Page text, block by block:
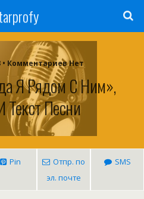
• Комментариев Нет
Я Рядом С Ним»,
Песни
Pin
Отпр. по
эл. почте
SMS